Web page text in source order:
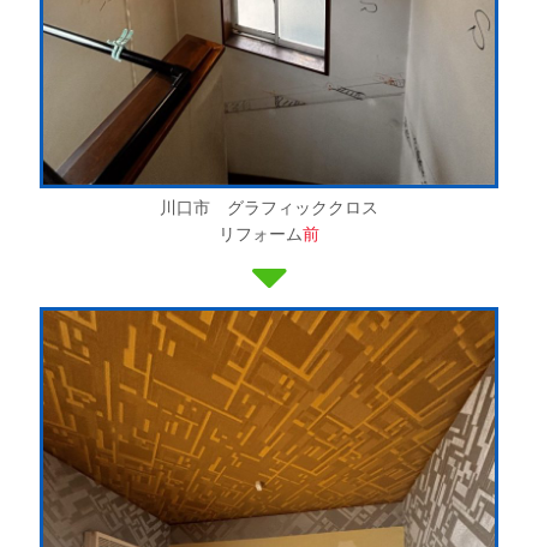
川口市 グラフィッククロス
リフォーム前